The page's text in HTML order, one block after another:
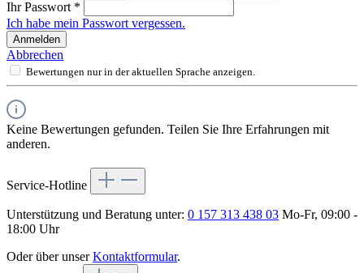
Ihr Passwort *
Ich habe mein Passwort vergessen.
Anmelden
Abbrechen
Bewertungen nur in der aktuellen Sprache anzeigen.
Keine Bewertungen gefunden. Teilen Sie Ihre Erfahrungen mit
anderen.
Service-Hotline
Unterstützung und Beratung unter: 0 157 313 438 03 Mo-Fr, 09:00 -
18:00 Uhr
Oder über unserKontaktformular.